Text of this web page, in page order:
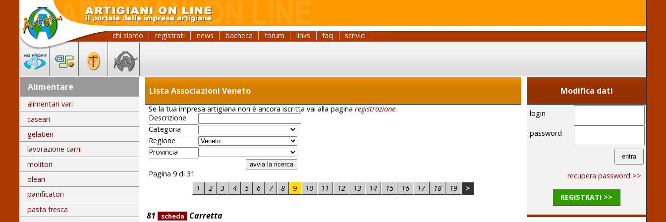
chi siamo registrati news bacheca forum links faq scrivici
Alimentare
alimentari vari
caseari
gelatieri
lavorazione carni
molitori
oleari
panificatori
pasta fresca
Lista Associazioni Veneto
Se la tua impresa artigiana non è ancora iscritta vai alla paginaregistrazione.
Descrizione
Categoria
Regione
Provincia
Pagina 9 di 31
1
2 3 4 5 6 7 8 9 10 11 12 13 14 15 16 17 18 19 >
81 scheda Carretta
Modifica dati
login
password
recupera password >>
REGISTRATI >>